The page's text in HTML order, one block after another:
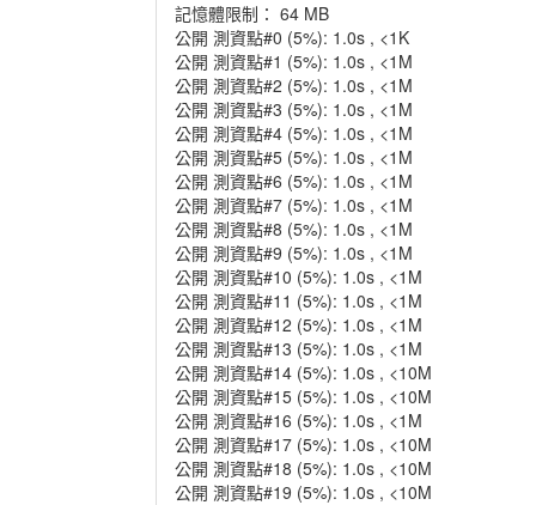
記憶體限制： 64 MB
公開 測資點#0 (5%): 1.0s , <1K
公開 測資點#1 (5%): 1.0s , <1M
公開 測資點#2 (5%): 1.0s , <1M
公開 測資點#3 (5%): 1.0s , <1M
公開 測資點#4 (5%): 1.0s , <1M
公開 測資點#5 (5%): 1.0s , <1M
公開 測資點#6 (5%): 1.0s , <1M
公開 測資點#7 (5%): 1.0s , <1M
公開 測資點#8 (5%): 1.0s , <1M
公開 測資點#9 (5%): 1.0s , <1M
公開 測資點#10 (5%): 1.0s , <1M
公開 測資點#11 (5%): 1.0s , <1M
公開 測資點#12 (5%): 1.0s , <1M
公開 測資點#13 (5%): 1.0s , <1M
公開 測資點#14 (5%): 1.0s , <10M
公開 測資點#15 (5%): 1.0s , <10M
公開 測資點#16 (5%): 1.0s , <1M
公開 測資點#17 (5%): 1.0s , <10M
公開 測資點#18 (5%): 1.0s , <10M
公開 測資點#19 (5%): 1.0s , <10M